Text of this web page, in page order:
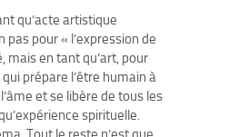
qu’acte artistique
pas pour « l’expression de
mais en tant qu’art, pour
prépare l’être humain à
et se libère de tous les
spirituelle.